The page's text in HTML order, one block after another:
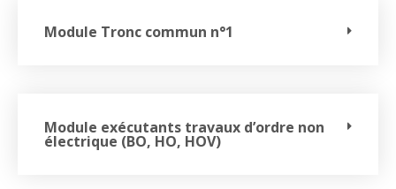
Module Tronc commun n°1
Module exécutants travaux d’ordre non
électrique (BO, HO, HOV)